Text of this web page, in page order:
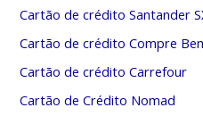
Cartão de crédito Santander
Cartão de crédito Compre
Cartão de crédito Carrefour
Cartão de Crédito Nomad